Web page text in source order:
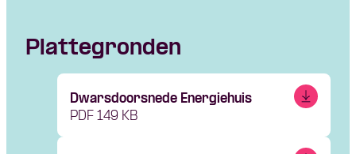
Plattegronden
Dwarsdoorsnede Energiehuis
PDF 149 KB